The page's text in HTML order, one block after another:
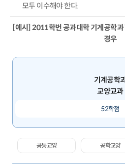
모두 이수해야 한다.
[예시] 2011학번 공과대학 기계공학
경우
기계공학
교양교과
52학점
공통교양 공학교양